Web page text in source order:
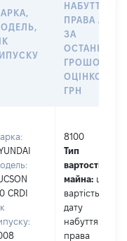
НАБУТТЯ
ПРАВА АБО
ЗА
ГРОШОВОЮ
ОЦІНКОЮ,
ГРН
CRDI
8100
Тип
вартості
майна: це
вартість на
дату
набуття
права